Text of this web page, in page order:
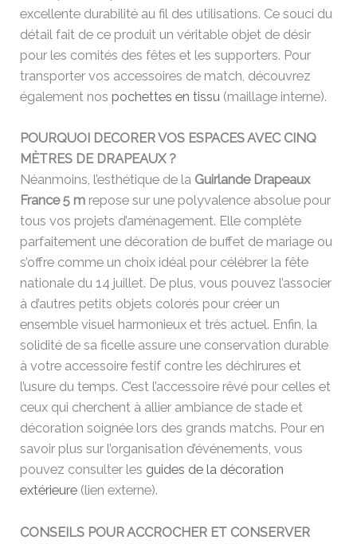
excellente durabilité au fil des utilisations. Ce souci du
détail fait de ce produit un véritable objet de désir
pour les comités des fêtes et les supporters. Pour
transporter vos accessoires de match, découvrez
également nospochettes en tissu (maillage interne).
POURQUOI DECORER VOS ESPACES AVEC CINQ
MÈTRES DE DRAPEAUX ?
Néanmoins, l’esthétique de la Guirlande Drapeaux
France 5 m repose sur une polyvalence absolue pour
tous vos projets d’aménagement. Elle complète
parfaitement une décoration de buffet de mariage ou
s’offre comme un choix idéal pour célébrer la fête
nationale du 14 juillet. De plus, vous pouvez l’associer
à d’autres petits objets colorés pour créer un
ensemble visuel harmonieux et très actuel. Enfin, la
solidité de sa ficelle assure une conservation durable
à votre accessoire festif contre les déchirures et
l’usure du temps. C’est l’accessoire rêvé pour celles et
ceux qui cherchent à allier ambiance de stade et
décoration soignée lors des grands matchs. Pour en
savoir plus sur l’organisation d’événements, vous
pouvez consulter les guides de la décoration
extérieure (lien externe).
CONSEILS POUR ACCROCHER ET CONSERVER